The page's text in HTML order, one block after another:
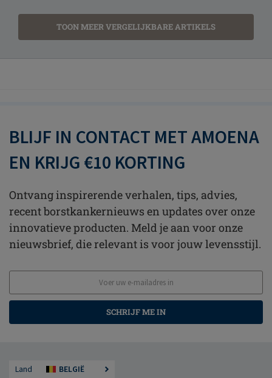
TOON MEER VERGELIJKBARE ARTIKELS
BLIJF IN CONTACT MET AMOENA
EN KRIJG €10 KORTING
Ontvang inspirerende verhalen, tips, advies,
recent borstkankernieuws en updates over onze
innovatieve producten. Meld je aan voor onze
nieuwsbrief, die relevant is voor jouw levensstijl.
SCHRIJF ME IN
Land BELGIË